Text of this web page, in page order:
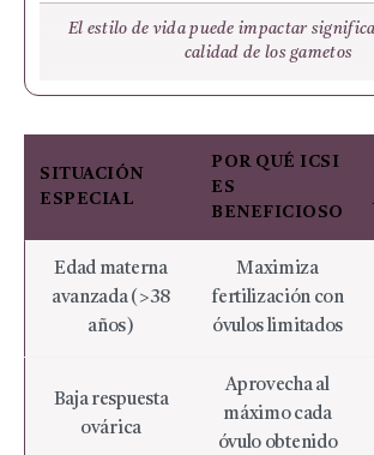
El estilo de vida puede impactar
calidad de los gametos
SITUACIÓN
ESPECIAL
POR QUÉ ICSI
ES
BENEFICIOSO
Edad materna
avanzada (>38
años)
Maximiza
fertilización con
óvulos limitados
Baja respuesta
ovárica
Aprovecha al
máximo cada
óvulo obtenido